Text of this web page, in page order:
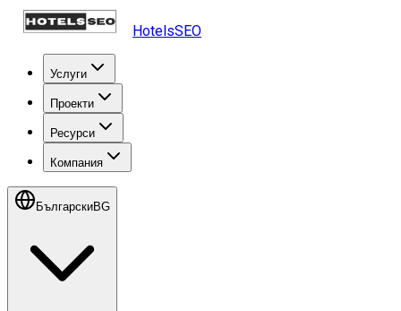
HotelsSEO
Услуги
Проекти
Ресурси
Компания
БългарскиBG